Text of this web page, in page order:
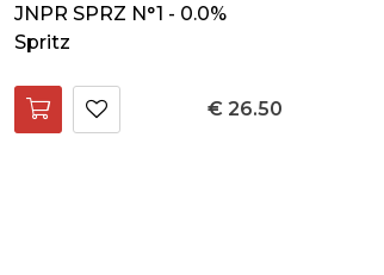
JNPR SPRZ N°1 - 0.0%
Spritz
€ 26.50